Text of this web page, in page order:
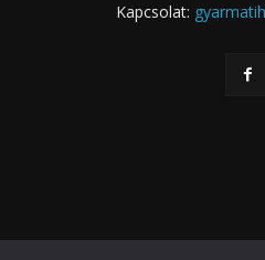
Kapcsolat: